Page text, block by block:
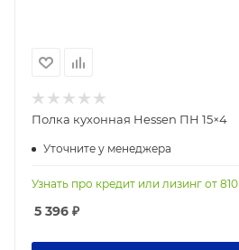
Полка кухонная Hessen ПН 15×4
Уточните у менеджера
Узнать про кредит или лизинг от 810
5 396 ₽